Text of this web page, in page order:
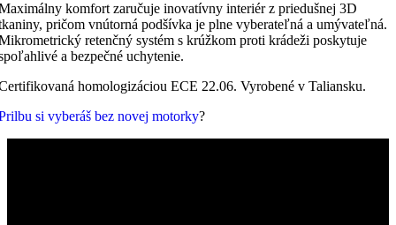
komfort zaručuje inovatívny interiér z priedušnej 3D
pričom vnútorná podšívka je plne vyberateľná a umývateľná.
retenčný systém s krúžkom proti krádeži poskytuje
a bezpečné uchytenie.
homologizáciou ECE 22.06. Vyrobené v Taliansku.
si vyberáš bez novej motorky?